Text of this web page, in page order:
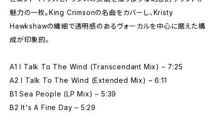
魅力の一枚。King Crimsonの名曲をカバーし、Kristy
Hawkshawの繊細で透明感のあるヴォーカルを中心に据えた構
成が印象的。
A1 I Talk To The Wind (Transcendant Mix) – 7:25
A2 I Talk To The Wind (Extended Mix) – 6:11
B1 Sea People (LP Mix) – 5:39
B2 It's A Fine Day – 5:29